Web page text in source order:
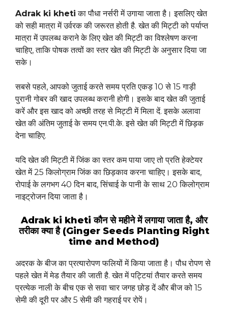
Adrak ki kheti का पौधा नर्सरी में उगाया जाता है। इसलिए खेत
को सही मात्रा में उर्वरक की जरूरत होती है. खेत की मिट्टी को पर्याप्त
मात्रा में उपलब्ध कराने के लिए खेत की मिट्टी का विश्लेषण करना
चाहिए, ताकि पोषक तत्वों का स्तर खेत की मिट्टी के अनुसार दिया जा
सके।
सबसे पहले, आपको जुताई करते समय प्रति एकड़ 10 से 15 गाड़ी
पुरानी गोबर की खाद उपलब्ध करानी होगी। इसके बाद खेत की जुताई
करें और इस खाद को अच्छी तरह से मिट्टी में मिला दें. इसके अलावा
खेत की अंतिम जुताई के समय एन.पी.के. इसे खेत की मिट्टी में छिड़क
देना चाहिए.
यदि खेत की मिट्टी में जिंक का स्तर कम पाया जाए तो प्रति हेक्टेयर
खेत में 25 किलोग्राम जिंक का छिड़काव करना चाहिए। इसके बाद,
रोपाई के लगभग 40 दिन बाद, सिंचाई के पानी के साथ 20 किलोग्राम
नाइट्रोजन दिया जाता है।
Adrak ki kheti कौन से महीने में लगाया जाता है, और
तरीका क्या है (Ginger Seeds Planting Right
time and Method)
अदरक के बीज का प्रत्यारोपण फलियों में किया जाता है। पौध रोपण से
पहले खेत में मेड तैयार की जाती है. खेत में पट्टियां तैयार करते समय
प्रत्येक नाली के बीच एक से सवा चार जगह छोड़ दें और बीज को 15
सेमी की दूरी पर और 5 सेमी की गहराई पर रोपें।